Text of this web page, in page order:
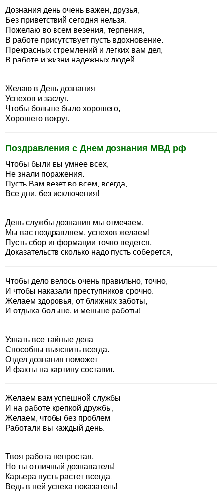
Дознания день очень важен, друзья,
Без приветствий сегодня нельзя.
Пожелаю во всем везения, терпения,
В работе присутствует пусть вдохновение.
Прекрасных стремлений и легких вам дел,
В работе и жизни надежных людей
Желаю в День дознания
Успехов и заслуг.
Чтобы больше было хорошего,
Хорошего вокруг.
Поздравления с Днем дознания МВД рф
Чтобы были вы умнее всех,
Не знали поражения.
Пусть Вам везет во всем, всегда,
Все дни, без исключения!
День службы дознания мы отмечаем,
Мы вас поздравляем, успехов желаем!
Пусть сбор информации точно ведется,
Доказательств сколько надо пусть соберется,
Чтобы дело велось очень правильно, точно,
И чтобы наказали преступников срочно.
Желаем здоровья, от ближних заботы,
И отдыха больше, и меньше работы!
Узнать все тайные дела
Способны выяснить всегда.
Отдел дознания поможет
И факты на картину составит.
Желаем вам успешной службы
И на работе крепкой дружбы,
Желаем, чтобы без проблем,
Работали вы каждый день.
Твоя работа непростая,
Но ты отличный дознаватель!
Карьера пусть растет всегда,
Ведь в ней успеха показатель!